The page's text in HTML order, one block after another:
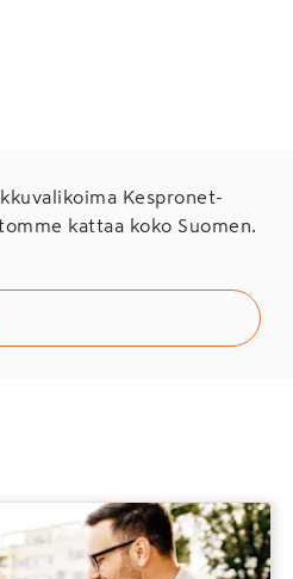
Kespronet-
kattaa koko Suomen.